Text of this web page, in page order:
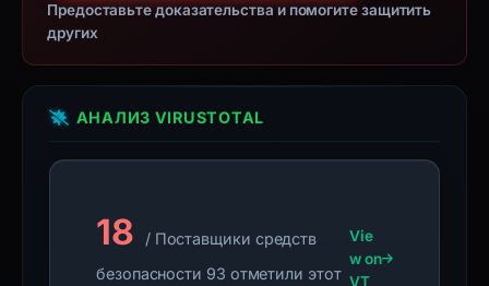
Предоставьте доказательства и помогите защитить
других
АНАЛИЗ VIRUSTOTAL
18
/ Поставщики средств
безопасности 93 отметили этот
Vie
w on
VT